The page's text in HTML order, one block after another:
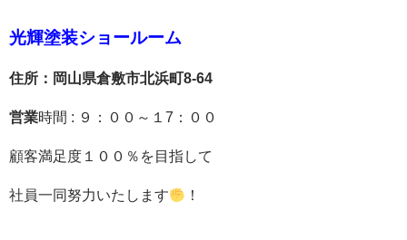
光輝塗装ショールーム
住所：岡山県倉敷市北浜町8-64
営業時間 : ９：００～１7：００
顧客満足度１００％を目指して
社員一同努力いたし ます ！